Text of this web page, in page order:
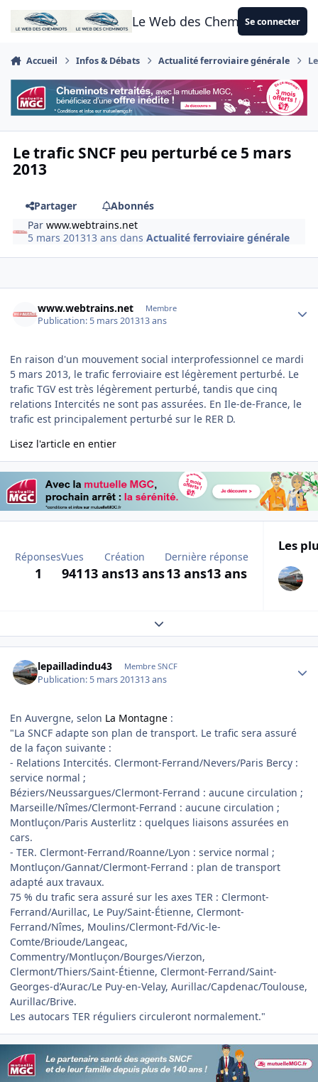
Aller au contenu
Le Web des CheminotsSe connecter
Accueil Infos & Débats Actualité ferroviaire générale
Le trafic SNCF peu perturbé ce 5 mars
2013
Partager
Abonnés
Parwww.webtrains.net
5 mars 201313 ans dansActualité ferroviaire générale
www.webtrains.net Membre
Publication: 5 mars 201313 ans
En raison d'un mouvement social interprofessionnel ce mardi
5 mars 2013, le trafic ferroviaire est légèrement perturbé. Le
trafic TGV est très légèrement perturbé, tandis que cinq
relations Intercités ne sont pas assurées. En Ile-de-France, le
trafic est principalement perturbé sur le RER D.
Lisez l'article en entier
Réponses
1
Vues
941
Création
13 ans13 ans
Dernière réponse
13 ans13 ans
Les
Expand topic overview
lepailladindu43 Membre SNCF
Publication: 5 mars 201313 ans
En Auvergne, selon La Montagne :
"La SNCF adapte son plan de transport. Le trafic sera assuré
de la façon suivante :
- Relations Intercités. Clermont-Ferrand/Nevers/Paris Bercy :
service normal ;
Béziers/Neussargues/Clermont-Ferrand : aucune circulation ;
Marseille/Nîmes/Clermont-Ferrand : aucune circulation ;
Montluçon/Paris Austerlitz : quelques liaisons assurées en
cars.
- TER. Clermont-Ferrand/Roanne/Lyon : service normal ;
Montluçon/Gannat/Clermont-Ferrand : plan de transport
adapté aux travaux.
75 % du trafic sera assuré sur les axes TER : Clermont-
Ferrand/Aurillac, Le Puy/Saint-Étienne, Clermont-
Ferrand/Nîmes, Moulins/Clermont-Fd/Vic-le-
Comte/Brioude/Langeac,
Commentry/Montluçon/Bourges/Vierzon,
Clermont/Thiers/Saint-Étienne, Clermont-Ferrand/Saint-
Georges-d’Aurac/Le Puy-en-Velay, Aurillac/Capdenac/Toulouse,
Aurillac/Brive.
Les autocars TER réguliers circuleront normalement."